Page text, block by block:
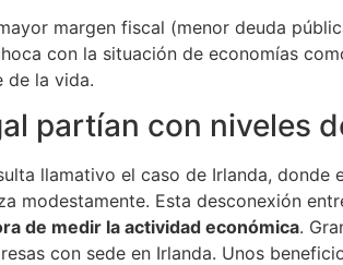
margen fiscal (menor deuda
con la situación de economías
de la vida.
partían con niveles
llamativo el caso de Irlanda,
modestamente. Esta desconexión
de medir la actividad económica.
con sede en Irlanda. Unos